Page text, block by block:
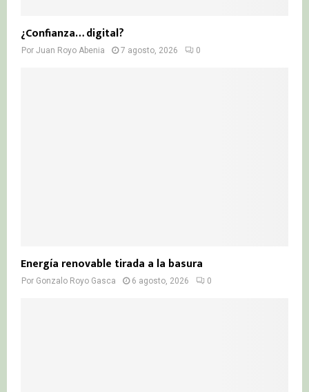
¿Confianza… digital?
Por Juan Royo Abenia 7 agosto, 2026 0
Energía renovable tirada a la basura
Por Gonzalo Royo Gasca 6 agosto, 2026 0